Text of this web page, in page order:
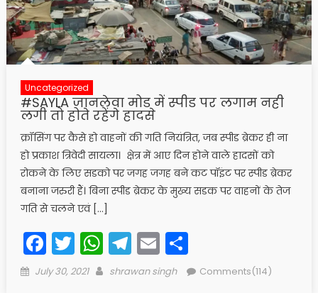
Uncategorized
#SAYLA जानलेवा मोड में स्पीड पर लगाम नही
लगी तो होते रहेंगे हादसे
क्रॉसिंग पर कैसे हो वाहनों की गति नियंत्रित, जब स्पीड ब्रेकर ही ना
हो प्रकाश त्रिवेदी सायला। क्षेत्र में आए दिन होने वाले हादसों को
रोकने के लिए सडको पर जगह जगह बने कट पॉइंट पर स्पीड ब्रेकर
बनाना जरुरी हैं। बिना स्पीड ब्रेकर के मुख्य सडक पर वाहनों के तेज
गति से चलने एवं […]
Facebook
Twitter
WhatsApp
Telegram
EmailShare
Posted
July 30, 2021 Author
shrawan singh Comments(114)